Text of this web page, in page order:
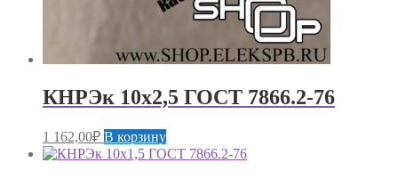
КНРЭк 10х2,5 ГОСТ 7866.2-76
1 162,00₽ В корзину